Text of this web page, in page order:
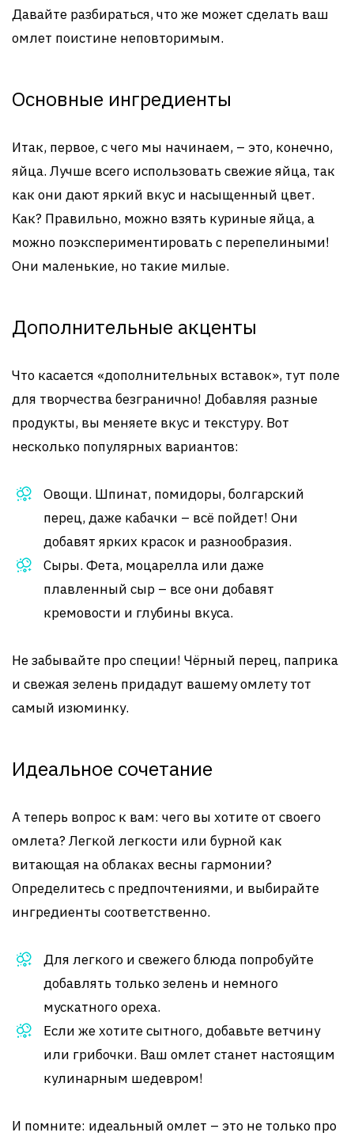
Давайте разбираться, что же может сделать ваш
омлет поистине неповторимым.
Основные ингредиенты
Итак, первое, с чего мы начинаем, – это, конечно,
яйца. Лучше всего использовать свежие яйца, так
как они дают яркий вкус и насыщенный цвет.
Как? Правильно, можно взять куриные яйца, а
можно поэкспериментировать с перепелиными!
Они маленькие, но такие милые.
Дополнительные акценты
Что касается «дополнительных вставок», тут поле
для творчества безгранично! Добавляя разные
продукты, вы меняете вкус и текстуру. Вот
несколько популярных вариантов:
Овощи. Шпинат, помидоры, болгарский
перец, даже кабачки – всё пойдет! Они
добавят ярких красок и разнообразия.
Сыры. Фета, моцарелла или даже
плавленный сыр – все они добавят
кремовости и глубины вкуса.
Не забывайте про специи! Чёрный перец, паприка
и свежая зелень придадут вашему омлету тот
самый изюминку.
Идеальное сочетание
А теперь вопрос к вам: чего вы хотите от своего
омлета? Легкой легкости или бурной как
витающая на облаках весны гармонии?
Определитесь с предпочтениями, и выбирайте
ингредиенты соответственно.
Для легкого и свежего блюда попробуйте
добавлять только зелень и немного
мускатного ореха.
Если же хотите сытного, добавьте ветчину
или грибочки. Ваш омлет станет настоящим
кулинарным шедевром!
И помните: идеальный омлет – это не только про